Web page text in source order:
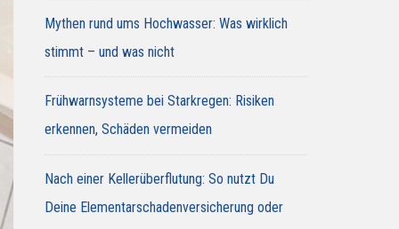
Mythen rund ums Hochwasser: Was wirklich
stimmt – und was nicht
Frühwarnsysteme bei Starkregen: Risiken
erkennen, Schäden vermeiden
Nach einer Kellerüberflutung: So nutzt Du
Deine Elementarschadenversicherung oder